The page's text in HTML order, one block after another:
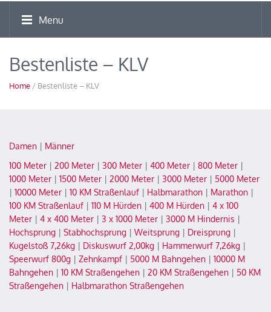
Menu
Bestenliste – KLV
Home / Bestenliste – KLV
Damen | Männer
100 Meter | 200 Meter | 300 Meter | 400 Meter | 800 Meter |
1000 Meter | 1500 Meter | 2000 Meter | 3000 Meter | 5000 Meter
| 10000 Meter | 10 KM Straßenlauf | Halbmarathon | Marathon |
100 KM Straßenlauf | 110 M Hürden | 400 M Hürden | 4 x 100
Meter | 4 x 400 Meter | 3 x 1000 Meter | 3000 M Hindernis |
Hochsprung | Stabhochsprung | Weitsprung | Dreisprung |
Kugelstoß 7,26kg | Diskuswurf 2,00kg | Hammerwurf 7,26kg |
Speerwurf 800g | Zehnkampf | 5000 M Bahngehen | 10000 M
Bahngehen | 10 KM Straßengehen | 20 KM Straßengehen | 50 KM
Straßengehen | Halbmarathon Straßengehen